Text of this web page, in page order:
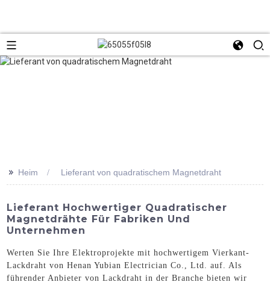
>> Heim Lieferant von quadratischem Magnetdraht
Lieferant Hochwertiger Quadratischer
Magnetdrähte Für Fabriken Und
Unternehmen
Werten Sie Ihre Elektroprojekte mit hochwertigem Vierkant-
Lackdraht von Henan Yubian Electrician Co., Ltd. auf. Als
führender Anbieter von Lackdraht in der Branche bieten wir